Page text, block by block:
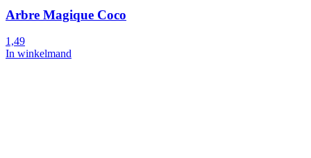
Arbre Magique Coco
1,49
In winkelmand